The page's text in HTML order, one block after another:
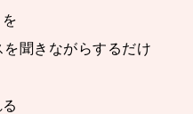
聞きながらするだけ